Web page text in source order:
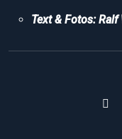
Text & Fotos: Ralf